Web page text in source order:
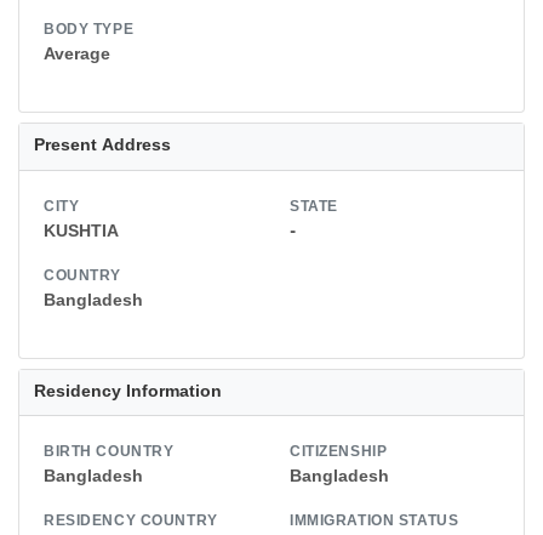
BODY TYPE
Average
Present Address
CITY
KUSHTIA
STATE
-
COUNTRY
Bangladesh
Residency Information
BIRTH COUNTRY
Bangladesh
CITIZENSHIP
Bangladesh
RESIDENCY COUNTRY IMMIGRATION STATUS